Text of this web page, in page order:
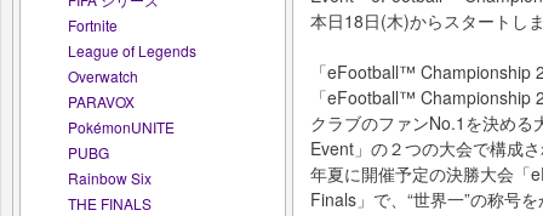
Fortnite
League of Legends
Overwatch
PARAVOX
PokémonUNITE
PUBG
Rainbow Six
THE FINALS
本日18日(木)からスタートし
「eFootball™ Championship
「eFootball™ Championship
クラブのファンNo.1を決め
Event」の２つの大会で構成
年夏に開催予定の決勝大会
Finals」で、“世界一”の称号